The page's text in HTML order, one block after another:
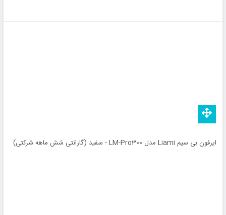
ایرفون بی سیم Liami مدل LM-Pro300 - سفید (گارانتی شش ماهه شرکتی)